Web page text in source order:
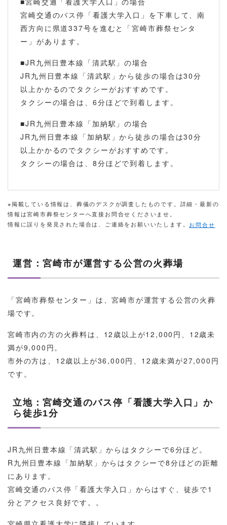
宮崎交通のバス停「看護大学入口」を下車して、南
西方向に県道337号を進むと「宮崎市葬祭センタ
ー」があります。
■JR九州日豊本線「清武駅」の場合
JR九州日豊本線「清武駅」から徒歩の場合は30分
以上かかるのでタクシーがおすすめです。
タクシーの場合は、6分ほどで到着します。
■JR九州日豊本線「加納駅」の場合
JR九州日豊本線「加納駅」から徒歩の場合は30分
以上かかるのでタクシーがおすすめです。
タクシーの場合は、8分ほどで到着します。
※掲載している情報は、葬儀のデスクが調査したものです。詳細・最新の
情報は宮崎市葬祭センターへ直接お問合せくださいませ。
情報に誤りを発見された場合は、ご連絡をお願いいたします。 お問合せ
運営：宮崎市が運営する公営の火葬場
「宮崎市葬祭センター」は、宮崎市が運営する公営の火葬
場です。
宮崎市内の方の火葬料は、12歳以上が12,000円、12歳未
満が9,000円。
市外の方は、12歳以上が36,000円、12歳未満が27,000円
です。
立地：宮崎交通のバス停「看護大学入口」か
ら徒歩1分
JR九州日豊本線「清武駅」からはタクシーで6分ほど。
R九州日豊本線「加納駅」からはタクシーで8分ほどの距離
にあります。
宮崎交通のバス停「看護大学入口」からはすぐ、徒歩で1
分とアクセス良好です。。